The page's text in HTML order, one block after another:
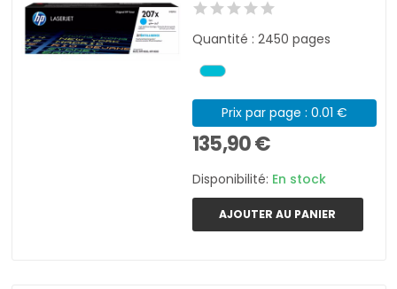
Quantité : 2450 pages
Prix par page : 0.01 €
135,90 €
Disponibilité: En stock
AJOUTER AU PANIER